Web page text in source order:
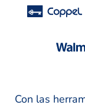
Con las